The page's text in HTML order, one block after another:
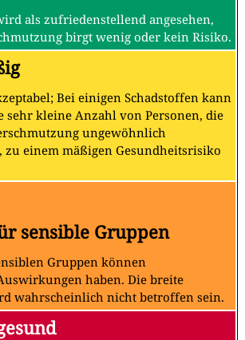
als zufriedenstellend angesehen,
birgt wenig oder kein Risiko.
Bei einigen Schadstoffen kann
sehr kleine Anzahl von Personen, die
ungewöhnlich
einem mäßigen Gesundheitsrisiko
sensible Gruppen
Gruppen können
haben. Die breite
wahrscheinlich nicht betroffen sein.